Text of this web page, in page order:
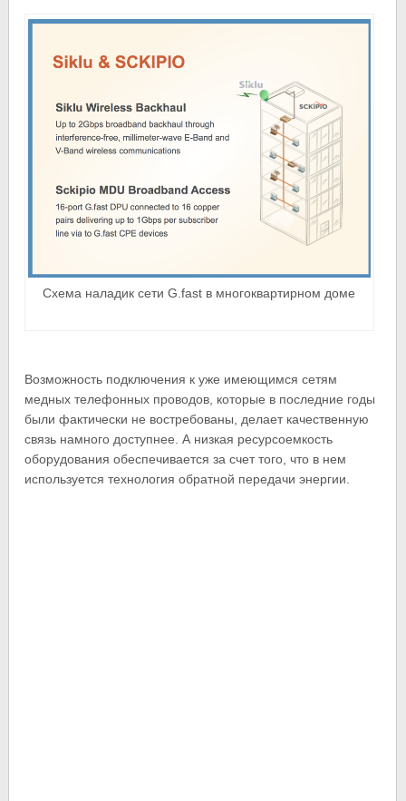
Схема наладик сети G.fast в многоквартирном доме
Возможность подключения к уже имеющимся сетям
медных телефонных проводов, которые в последние годы
были фактически не востребованы, делает качественную
связь намного доступнее. А низкая ресурсоемкость
оборудования обеспечивается за счет того, что в нем
используется технология обратной передачи энергии.